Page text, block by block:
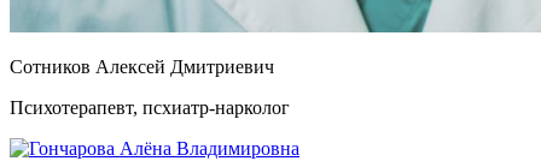
Сотников Алексей Дмитриевич
Психотерапевт, псхиатр-нарколог